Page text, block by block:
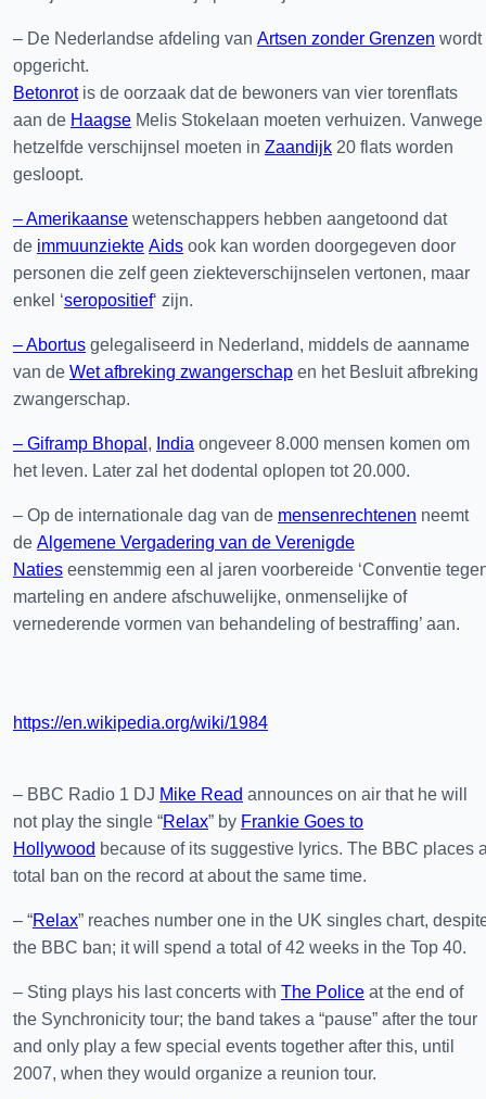
– De Nederlandse afdeling van Artsen zonder Grenzen wordt
opgericht.
Betonrotis de oorzaak dat de bewoners van vier torenflats
aan de Haagse Melis Stokelaan moeten verhuizen. Vanwege
hetzelfde verschijnsel moeten in Zaandijk 20 flats worden
gesloopt.
– Amerikaanse wetenschappers hebben aangetoond dat
de immuunziekte Aids ook kan worden doorgegeven door
personen die zelf geen ziekteverschijnselen vertonen, maar
enkel ‘seropositief‘ zijn.
– Abortus gelegaliseerd in Nederland, middels de aanname
van de Wet afbreking zwangerschap en het Besluit afbreking
zwangerschap.
– Giframp Bhopal , India ongeveer 8.000 mensen komen om
het leven. Later zal het dodental oplopen tot 20.000.
– Op de internationale dag van de mensenrechtenen neemt
de Algemene Vergadering van de Verenigde
Naties eenstemmig een al jaren voorbereide ‘Conventie
marteling en andere afschuwelijke, onmenselijke of
vernederende vormen van behandeling of bestraffing’ aan.
https://en.wikipedia.org/wiki/1984
– BBC Radio 1 DJ Mike Read announces on air that he will
not play the single “Relax” by Frankie Goes to
Hollywood because of its suggestive lyrics. The BBC places
total ban on the record at about the same time.
– “Relax” reaches number one in the UK singles chart,
the BBC ban; it will spend a total of 42 weeks in the Top 40.
– Sting plays his last concerts with The Police at the end of
the Synchronicity tour; the band takes a “pause” after the tour
and only play a few special events together after this, until
2007, when they would organize a reunion tour.